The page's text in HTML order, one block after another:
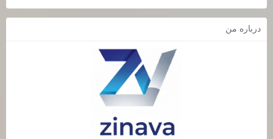
درباره من